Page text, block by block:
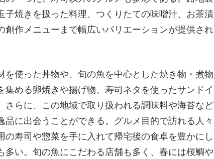
焼きを扱った料理、つくりたての味噌汁、お茶漬
作メニューまで幅広いバリエーションが提供され
使った丼物や、旬の魚を中心とした焼き物・煮物
める卵焼きや揚げ物、寿司ネタを使ったサンドイ
らに、この地域で取り扱われる調味料や海苔など
に出会うことができる。グルメ目的で訪れる人々
寿司や惣菜を手に入れて帰宅後の食卓を豊かにし
い。旬の魚にこだわる店舗も多く、春には桜鯛や